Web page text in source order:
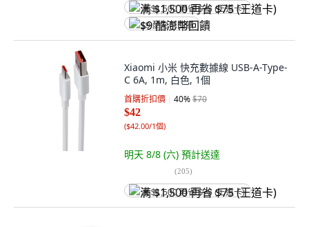
满 $1,500 再省 $75 (王道卡)
$9 酷澎幣回饋
Xiaomi 小米 快充數據線 USB-A-Type-
C 6A, 1m, 白色, 1個
首購折扣價 40%$70
$42
($42.00/1個)
明天 8/8 (六) 預計送達
(205)
满 $1,500 再省 $75 (王道卡)